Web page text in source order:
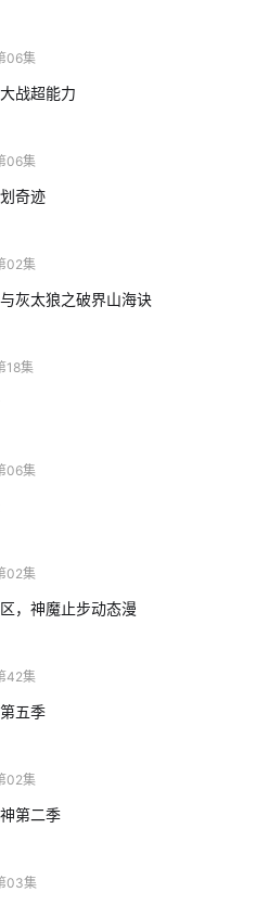
06集
战超能力
06集
奇迹
02集
灰太狼之破界山海诀
18集
06集
02集
，神魔止步动态漫
42集
五季
02集
第二季
03集